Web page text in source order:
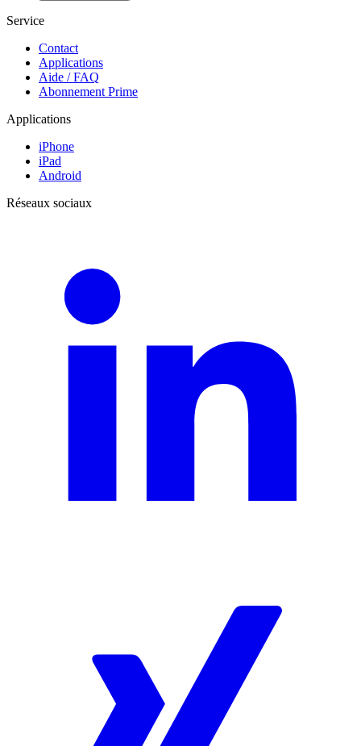
Service
Contact
Applications
Aide / FAQ
Abonnement Prime
Applications
iPhone
iPad
Android
Réseaux sociaux